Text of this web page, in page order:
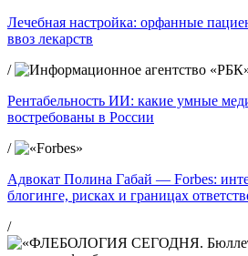
Лечебная настройка: орфанные
ввоз лекарств
/
Рентабельность ИИ: какие умные
востребованы в России
/
Адвокат Полина Габай — Forbes:
блогинге, рисках и границах
/